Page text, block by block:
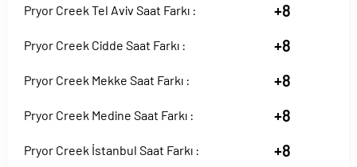
Pryor Creek Tel Aviv Saat Farkı : +8
Pryor Creek Cidde Saat Farkı : +8
Pryor Creek Mekke Saat Farkı : +8
Pryor Creek Medine Saat Farkı : +8
Pryor Creek İstanbul Saat Farkı : +8